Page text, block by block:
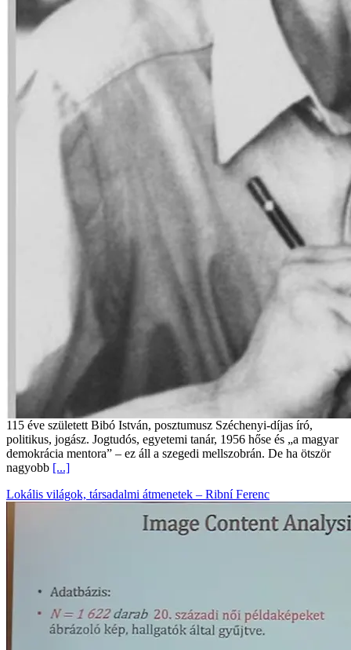
115 éve született Bibó István, posztumusz Széchenyi-díjas író,
politikus, jogász. Jogtudós, egyetemi tanár, 1956 hőse és „a magyar
demokrácia mentora” – ez áll a szegedi mellszobrán. De ha ötször
nagyobb [...]
Lokális világok, társadalmi átmenetek – Ribní Ferenc